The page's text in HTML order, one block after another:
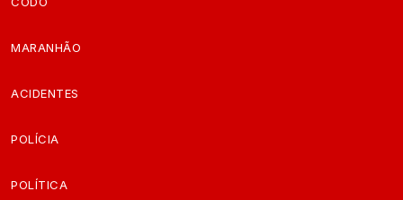
MARANHÃO
ACIDENTES
POLÍCIA
POLÍTICA